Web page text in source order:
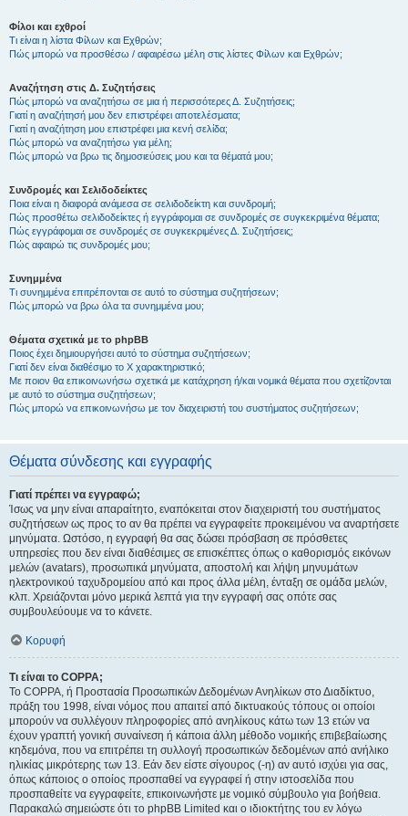
Φίλοι και εχθροί
Τι είναι η λίστα Φίλων και Εχθρών;
Πώς μπορώ να προσθέσω / αφαιρέσω μέλη στις λίστες Φίλων και Εχθρών;
Αναζήτηση στις Δ. Συζητήσεις
Πώς μπορώ να αναζητήσω σε μια ή περισσότερες Δ. Συζητήσεις;
Γιατί η αναζήτησή μου δεν επιστρέφει αποτελέσματα;
Γιατί η αναζήτηση μου επιστρέφει μια κενή σελίδα;
Πώς μπορώ να αναζητήσω για μέλη;
Πώς μπορώ να βρω τις δημοσιεύσεις μου και τα θέματά μου;
Συνδρομές και Σελιδοδείκτες
Ποια είναι η διαφορά ανάμεσα σε σελιδοδείκτη και συνδρομή;
Πώς προσθέτω σελιδοδείκτες ή εγγράφομαι σε συνδρομές σε συγκεκριμένα θέματα;
Πώς εγγράφομαι σε συνδρομές σε συγκεκριμένες Δ. Συζητήσεις;
Πώς αφαιρώ τις συνδρομές μου;
Συνημμένα
Τι συνημμένα επιτρέπονται σε αυτό το σύστημα συζητήσεων;
Πώς μπορώ να βρω όλα τα συνημμένα μου;
Θέματα σχετικά με το phpBB
Ποιος έχει δημιουργήσει αυτό το σύστημα συζητήσεων;
Γιατί δεν είναι διαθέσιμο το Χ χαρακτηριστικό;
Με ποιον θα επικοινωνήσω σχετικά με κατάχρηση ή/και νομικά θέματα που σχετίζονται
με αυτό το σύστημα συζητήσεων;
Πώς μπορώ να επικοινωνήσω με τον διαχειριστή του συστήματος συζητήσεων;
Θέματα σύνδεσης και εγγραφής
Γιατί πρέπει να εγγραφώ;
Ίσως να μην είναι απαραίτητο, εναπόκειται στον διαχειριστή του συστήματος
συζητήσεων ως προς το αν θα πρέπει να εγγραφείτε προκειμένου να αναρτήσετε
μηνύματα. Ωστόσο, η εγγραφή θα σας δώσει πρόσβαση σε πρόσθετες
υπηρεσίες που δεν είναι διαθέσιμες σε επισκέπτες όπως ο καθορισμός εικόνων
μελών (avatars), προσωπικά μηνύματα, αποστολή και λήψη μηνυμάτων
ηλεκτρονικού ταχυδρομείου από και προς άλλα μέλη, ένταξη σε ομάδα μελών,
κλπ. Χρειάζονται μόνο μερικά λεπτά για την εγγραφή σας οπότε σας
συμβουλεύουμε να το κάνετε.
Κορυφή
Τι είναι το COPPA;
Το COPPA, ή Προστασία Προσωπικών Δεδομένων Ανηλίκων στο Διαδίκτυο,
πράξη του 1998, είναι νόμος που απαιτεί από δικτυακούς τόπους οι οποίοι
μπορούν να συλλέγουν πληροφορίες από ανηλίκους κάτω των 13 ετών να
έχουν γραπτή γονική συναίνεση ή κάποια άλλη μέθοδο νομικής επιβεβαίωσης
κηδεμόνα, που να επιτρέπει τη συλλογή προσωπικών δεδομένων από ανήλικο
ηλικίας μικρότερης των 13. Εάν δεν είστε σίγουρος (-η) αν αυτό ισχύει για σας,
όπως κάποιος ο οποίος προσπαθεί να εγγραφεί ή στην ιστοσελίδα που
προσπαθείτε να εγγραφείτε, επικοινωνήστε με νομικό σύμβουλο για βοήθεια.
Παρακαλώ σημειώστε ότι το phpBB Limited και ο ιδιοκτήτης του εν λόγω